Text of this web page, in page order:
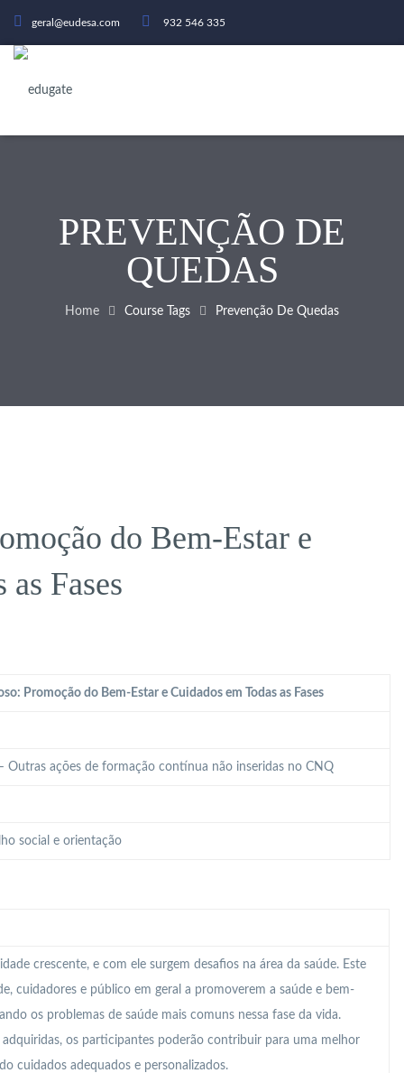
geral@eudesa.com 932 546 335
PREVENÇÃO DE
QUEDAS
Home Course Tags Prevenção De Quedas
do Bem-Estar e
Fases
Promoção do Bem-Estar e Cuidados em Todas as Fases
Outras ações de formação contínua não inseridas no CNQ
social e orientação
crescente, e com ele surgem desafios na área da saúde. Este
cuidadores e público em geral a promoverem a saúde e bem-
os problemas de saúde mais comuns nessa fase da vida.
os participantes poderão contribuir para uma melhor
cuidados adequados e personalizados.